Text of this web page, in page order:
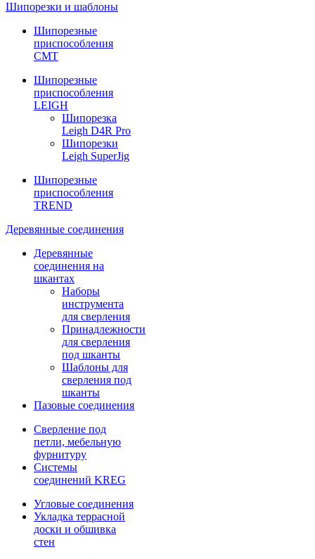
Шипорезки и шаблоны
Шипорезные
приспособления
CMT
Шипорезные
приспособления
LEIGH
Шипорезка
Leigh D4R Pro
Шипорезки
Leigh SuperJig
Шипорезные
приспособления
TREND
Деревянные соединения
Деревянные
соединения на
шкантах
Наборы
инструмента
для сверления
Принадлежности
для сверления
под шканты
Шаблоны для
сверления под
шканты
Пазовые соединения
Сверление под
петли, мебельную
фурнитуру
Системы
соединений KREG
Угловые соединения
Укладка террасной
доски и обшивка
стен